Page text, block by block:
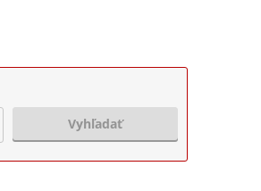
Vyhľadať